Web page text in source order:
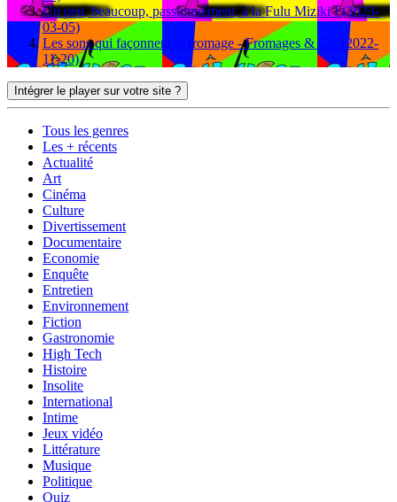
Un peu, beaucoup, passionnément, à la Fulu Miziki ! (2023-
03-05)
Les sons qui façonnent le fromage - Fromages & Cie (2022-
11-20)
Intégrer le player sur votre site ?
Tous les genres
Les + récents
Actualité
Art
Cinéma
Culture
Divertissement
Documentaire
Economie
Enquête
Entretien
Environnement
Fiction
Gastronomie
High Tech
Histoire
Insolite
International
Intime
Jeux vidéo
Littérature
Musique
Politique
Quiz